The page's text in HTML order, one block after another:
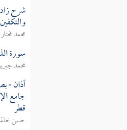
شرح
محمد
سورة
محمد
أذان -
جامع
قطر
حسن